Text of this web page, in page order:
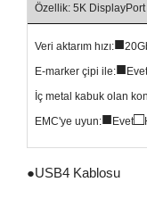
Özellik: 5K DisplayPort
Veri aktarım hızı:■
E-marker çipi ile:■Evet
İç metal kabuk olan
EMC'ye uyun:■Evet□
●USB4 Kablosu